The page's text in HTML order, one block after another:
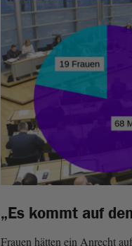
„Es kommt auf
Frauen hätten ein Anrecht